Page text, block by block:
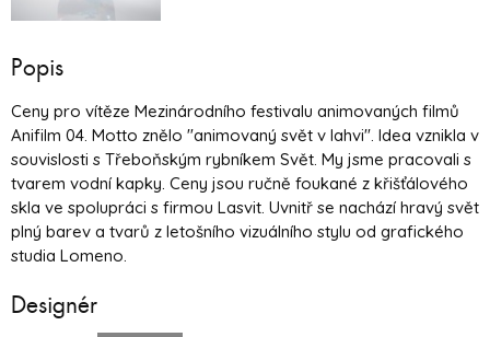
Popis
Ceny pro vítěze Mezinárodního festivalu animovaných filmů
Anifilm 04. Motto znělo "animovaný svět v lahvi". Idea vznikla v
souvislosti s Třeboňským rybníkem Svět. My jsme pracovali s
tvarem vodní kapky. Ceny jsou ručně foukané z křišťálového
skla ve spolupráci s firmou Lasvit. Uvnitř se nachází hravý svět
plný barev a tvarů z letošního vizuálního stylu od grafického
studia Lomeno.
Designér